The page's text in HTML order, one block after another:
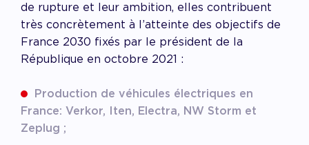
de rupture et leur ambition, elles contribuent
très concrètement à l’atteinte des objectifs de
France 2030 fixés par le président de la
République en octobre 2021 :
Production de véhicules électriques en
France: Verkor, Iten, Electra, NW Storm et
Zeplug ;